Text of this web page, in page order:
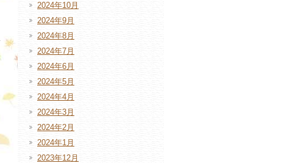
2024年10月
2024年9月
2024年8月
2024年7月
2024年6月
2024年5月
2024年4月
2024年3月
2024年2月
2024年1月
2023年12月